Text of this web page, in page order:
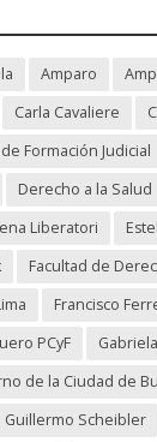
Amparo
Carla Cavaliere
Formación Judicial
Derecho a la Salud
Liberatori
Facultad de
Francisco
PCyF
de la Ciudad de
Guillermo Scheibler